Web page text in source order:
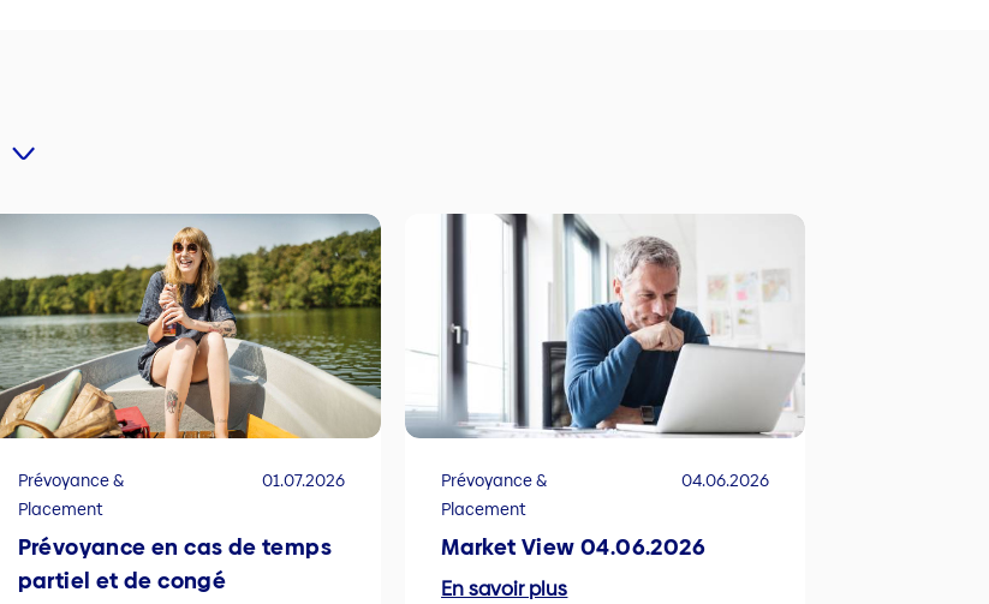
Prévoyance &
Placement
01.07.2026
Prévoyance en cas de temps
partiel et de congé
Prévoyance &
Placement
04.06.2026
Market View 04.06.2026
En savoir plus